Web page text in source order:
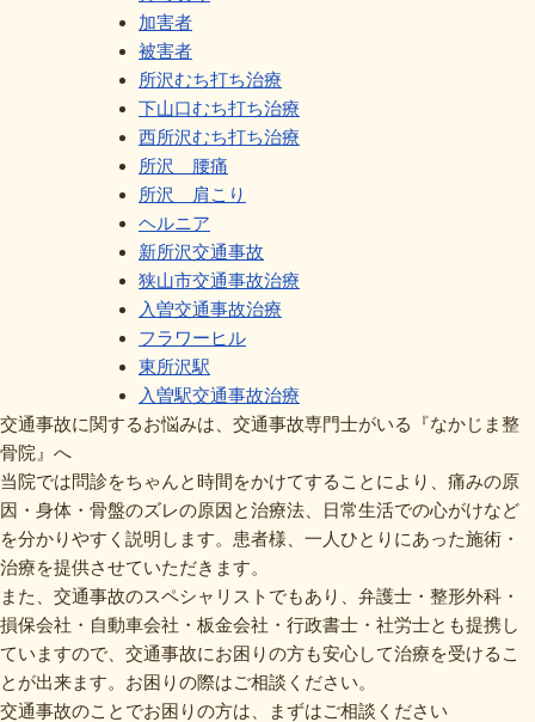
加害者
被害者
所沢むち打ち治療
下山口むち打ち治療
西所沢むち打ち治療
所沢 腰痛
所沢 肩こり
ヘルニア
新所沢交通事故
狭山市交通事故治療
入曽交通事故治療
フラワーヒル
東所沢駅
入曽駅交通事故治療
交通事故に関するお悩みは、交通事故専門士がいる『なかじま整
骨院』へ
当院では問診をちゃんと時間をかけてすることにより、痛みの原
因・身体・骨盤のズレの原因と治療法、日常生活での心がけなど
を分かりやすく説明します。患者様、一人ひとりにあった施術・
治療を提供させていただきます。
また、交通事故のスペシャリストでもあり、弁護士・整形外科・
損保会社・自動車会社・板金会社・行政書士・社労士とも提携し
ていますので、交通事故にお困りの方も安心して治療を受けるこ
とが出来ます。お困りの際はご相談ください。
交通事故のことでお困りの方は、まずはご相談ください